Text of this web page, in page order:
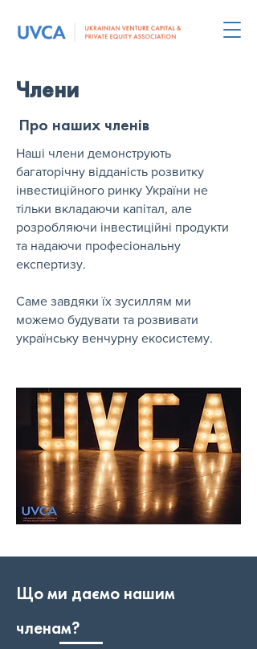
Члени
Про наших членів
Наші члени демонструють
багаторічну відданість розвитку
інвестиційного ринку України не
тільки вкладаючи капітал, але
розробляючи інвестиційні продукти
та надаючи професіональну
експертизу.
Саме завдяки їх зусиллям ми
можемо будувати та розвивати
українську венчурну екосистему.
Що ми даємо нашим
членам?